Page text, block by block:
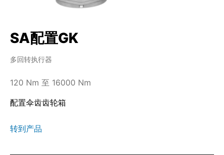
SA配置GK
多回转执行器
120 Nm 至 16000 Nm
配置伞齿齿轮箱
转到产品